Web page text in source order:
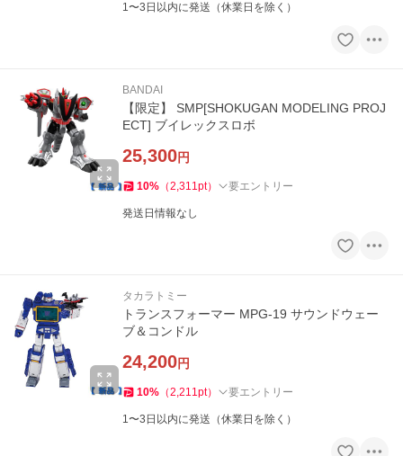
1〜3日以内に発送（休業日を除く）
BANDAI
【限定】 SMP[SHOKUGAN MODELING PROJ
ECT] ブイレックスロボ
25,300円
10% （2,311pt） 要エントリー
発送日情報なし
タカラトミー
トランスフォーマー MPG-19 サウンドウェー
ブ＆コンドル
24,200円
10% （2,211pt） 要エントリー
1〜3日以内に発送（休業日を除く）